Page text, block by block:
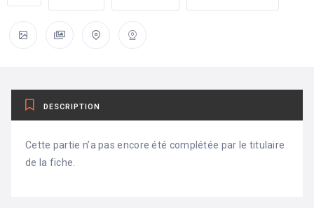
DESCRIPTION
Cette partie n’a pas encore été complétée par le titulaire
de la fiche.